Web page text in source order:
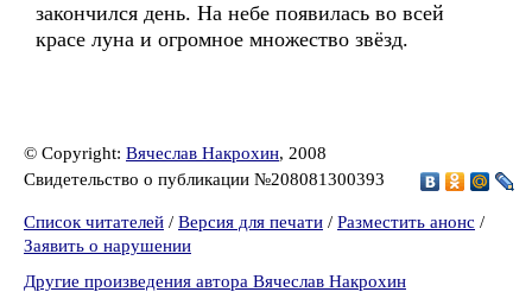
закончился день. На небе появилась во всей
красе луна и огромное множество звёзд.
© Copyright: Вячеслав Накрохин, 2008
Свидетельство о публикации №208081300393
Список читателей / Версия для печати / Разместить анонс /
Заявить о нарушении
Другие произведения автора Вячеслав Накрохин